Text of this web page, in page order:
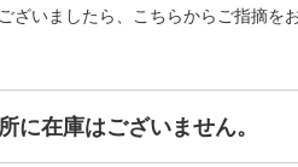
ざいましたら、こちらからご指摘を
に在庫はございません。